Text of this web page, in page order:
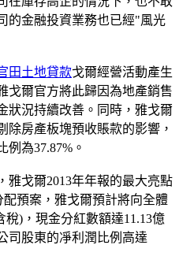
的金融投資業務也已經"風光
田土地貸款戈爾經營活動產生
戈爾官方將此歸因為地產銷售
狀況持續改善。同時，雅戈爾
除房產板塊預收賬款的影響，
為37.87%。
戈爾2013年年報的最大亮點
預案，雅戈爾預計將向全體
稅)，現金分紅數額達11.13億
司股東的凈利潤比例高達